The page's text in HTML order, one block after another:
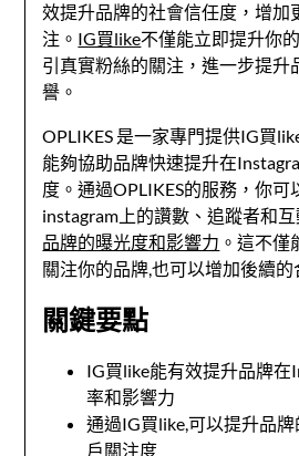
效提升品牌的社會信任度，增加
注。 IG買like不僅能立即提升你
引真實粉絲的關注，進一步提升
譽。
OPLIKES 是一家專門提供IG買
能夠協助品牌快速提升在
度。通過OPLIKES的服務，你可
instagram上的讚數、追蹤者和
品牌的曝光度和影響力 。這不僅
關注你的品牌,也可以增加後續的
關鍵要點
IG買like能有效提升品牌在
率和影響力
通過IG買like,可以提升品
戶關注度